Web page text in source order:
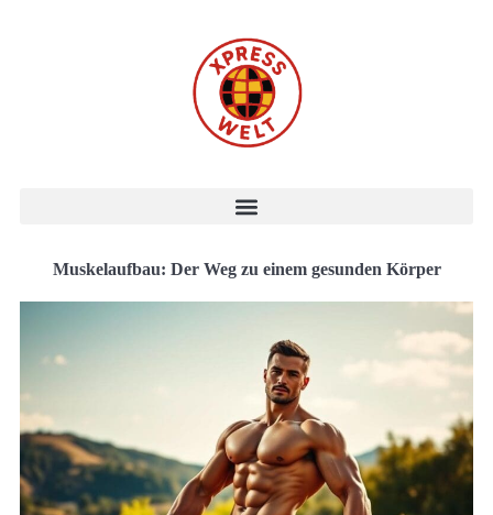
Muskelaufbau: Der Weg zu einem gesunden Körper